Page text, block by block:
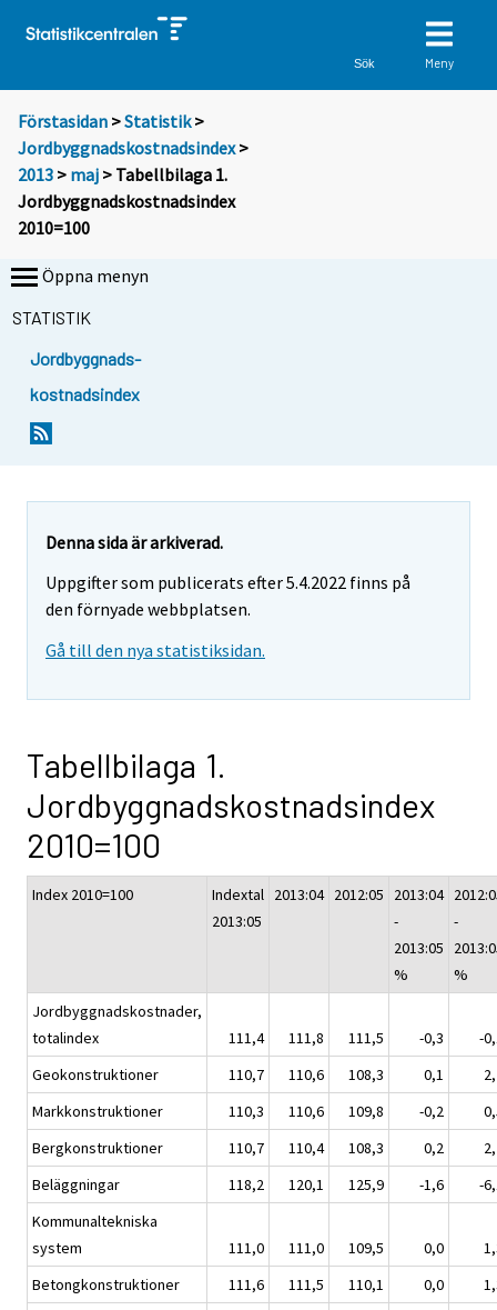
Sök Meny
Förstasidan >Statistik >
Jordbyggnadskostnadsindex>
2013 > maj > Tabellbilaga 1.
Jordbyggnadskostnadsindex
2010=100
Öppna menyn
STATISTIK
Jordbyggnads-
kostnadsindex
Denna sida är arkiverad.
Uppgifter som publicerats efter 5.4.2022 finns på
den förnyade webbplatsen.
Gå till den nya statistiksidan.
Tabellbilaga 1.
Jordbyggnadskostnadsindex
2010=100
Index 2010=100
Indextal
2013:05
2013:04 2012:05
2013:04
-
2013:05
%
-
%
Jordbyggnadskostnader,
totalindex
111,4 111,8 111,5 -0,3
-
Geokonstruktioner
110,7 110,6 108,3 0,1
Markkonstruktioner
110,3 110,6 109,8 -0,2
Bergkonstruktioner
110,7 110,4 108,3 0,2
Beläggningar
118,2 120,1 125,9 -1,6
-
Kommunaltekniska
system
111,0 111,0 109,5 0,0
Betongkonstruktioner
111,6 111,5 110,1 0,0